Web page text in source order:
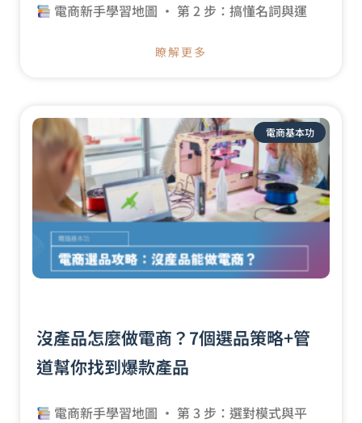
電商新手學習地圖 · 第 2 步：搞懂名詞與運
瞭解更多
電商基本功
沒產品怎麼做電商？7個選品策略+管
道幫你找到爆款產品
電商新手學習地圖 · 第 3 步：選對模式與平